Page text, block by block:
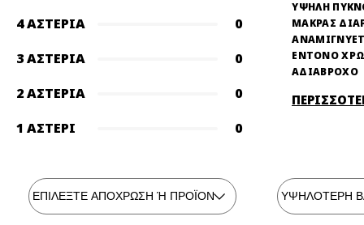
4 ΑΣΤΈΡΙΑ
0
3 ΑΣΤΈΡΙΑ
0
2 ΑΣΤΈΡΙΑ
0
1 ΑΣΤΈΡΙ
0
ΥΨΗΛΗ
ΜΑΚΡΑΣ
ΕΝΤΟΝΟ
ΑΔΙΑΒΡΟΧΟ